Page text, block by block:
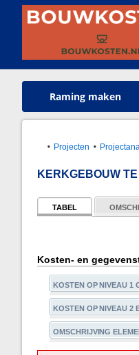
Raming maken
Projecten
KERKGEBOUW
TABEL
Kosten- en
KOSTEN OP NIVEAU 1
KOSTEN OP NIVEAU 2
OMSCHRIJVING